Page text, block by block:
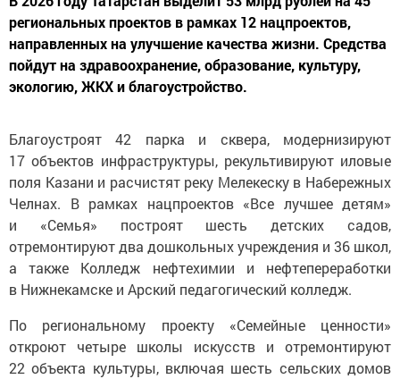
региональных проектов в рамках 12 нацпроектов,
направленных на улучшение качества жизни. Средства
пойдут на здравоохранение, образование, культуру,
экологию, ЖКХ и благоустройство.
Благоустроят 42 парка и сквера, модернизируют
17 объектов инфраструктуры, рекультивируют иловые
поля Казани и расчистят реку Мелекеску в Набережных
Челнах. В рамках нацпроектов «Все лучшее детям»
и «Семья» построят шесть детских садов,
отремонтируют два дошкольных учреждения и 36 школ,
а также Колледж нефтехимии и нефтепереработки
в Нижнекамске и Арский педагогический колледж.
По региональному проекту «Семейные ценности»
откроют четыре школы искусств и отремонтируют
22 объекта культуры, включая шесть сельских домов